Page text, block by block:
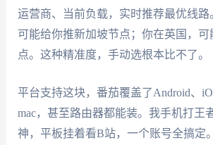
运营商、当前负载，实时推荐最优线路
可能给你推新加坡节点；你在英国，可
点。这种精准度，手动选根本比不了。
平台支持这块，番茄覆盖了Android、
mac，甚至路由器都能装。我手机打王
神，平板挂着看B站，一个账号全搞定